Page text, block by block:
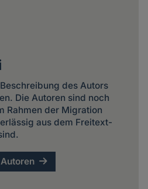
des Autors
Die Autoren sind noch
Rahmen der Migration
aus dem Freitext-